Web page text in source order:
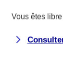
Vous êtes